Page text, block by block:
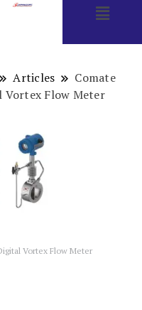
Articles
Comate
Vortex Flow Meter
Vortex Flow Meter